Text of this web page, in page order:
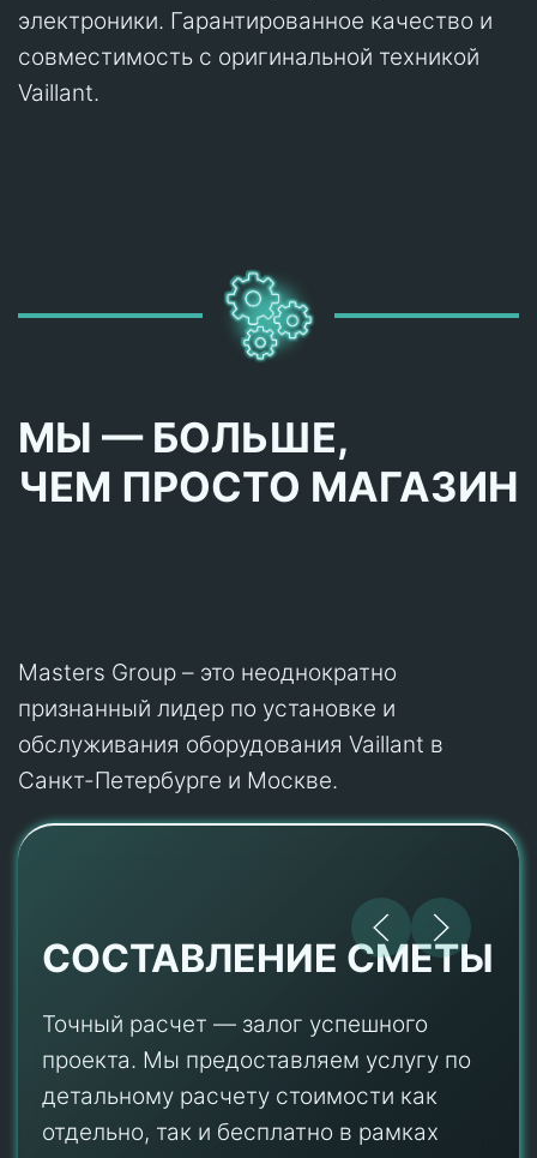
электроники. Гарантированное качество и
совместимость с оригинальной техникой
Vaillant.
МЫ — БОЛЬШЕ,
ЧЕМ ПРОСТО МАГАЗИН
Masters Group – это неоднократно
признанный лидер по установке и
обслуживания оборудования Vaillant в
Санкт-Петербурге и Москве.
СОСТАВЛЕНИЕ СМЕТЫ
Точный расчет — залог успешного
проекта. Мы предоставляем услугу по
детальному расчету стоимости как
отдельно, так и бесплатно в рамках